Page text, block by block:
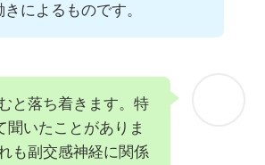
きによるものです。
と落ち着きます。特
聞いたことがありま
も副交感神経に関係